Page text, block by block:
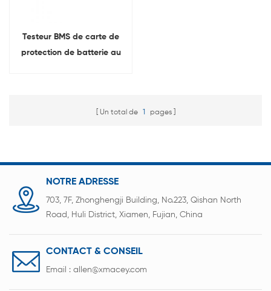
Testeur BMS de carte de
protection de batterie au
Un total de 1 pages
NOTRE ADRESSE
703, 7F, Zhonghengji Building, No.223, Qishan North
Road, Huli District, Xiamen, Fujian, China
CONTACT & CONSEIL
Email : allen@xmacey.com